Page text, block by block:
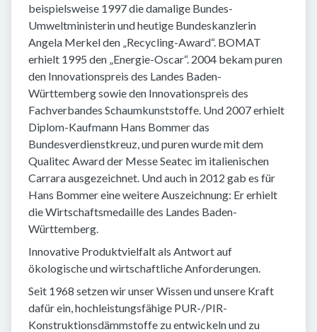
beispielsweise 1997 die damalige Bundes-
Umweltministerin und heutige Bundeskanzlerin
Angela Merkel den „Recycling-Award“. BOMAT
erhielt 1995 den „Energie-Oscar“. 2004 bekam puren
den Innovationspreis des Landes Baden-
Württemberg sowie den Innovationspreis des
Fachverbandes Schaumkunststoffe. Und 2007 erhielt
Diplom-Kaufmann Hans Bommer das
Bundesverdienstkreuz, und puren wurde mit dem
Qualitec Award der Messe Seatec im italienischen
Carrara ausgezeichnet. Und auch in 2012 gab es für
Hans Bommer eine weitere Auszeichnung: Er erhielt
die Wirtschaftsmedaille des Landes Baden-
Württemberg.
Innovative Produktvielfalt als Antwort auf
ökologische und wirtschaftliche Anforderungen.
Seit 1968 setzen wir unser Wissen und unsere Kraft
dafür ein, hochleistungsfähige PUR-/PIR-
Konstruktionsdämmstoffe zu entwickeln und zu